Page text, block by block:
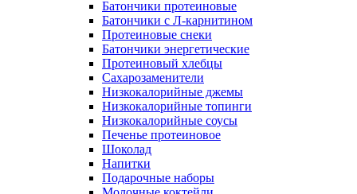
Батончики протеиновые
Батончики с Л-карнитином
Протеиновые снеки
Батончики энергетические
Протеиновый хлебцы
Сахарозаменители
Низкокалорийные джемы
Низкокалорийные топинги
Низкокалорийные соусы
Печенье протеиновое
Шоколад
Напитки
Подарочные наборы